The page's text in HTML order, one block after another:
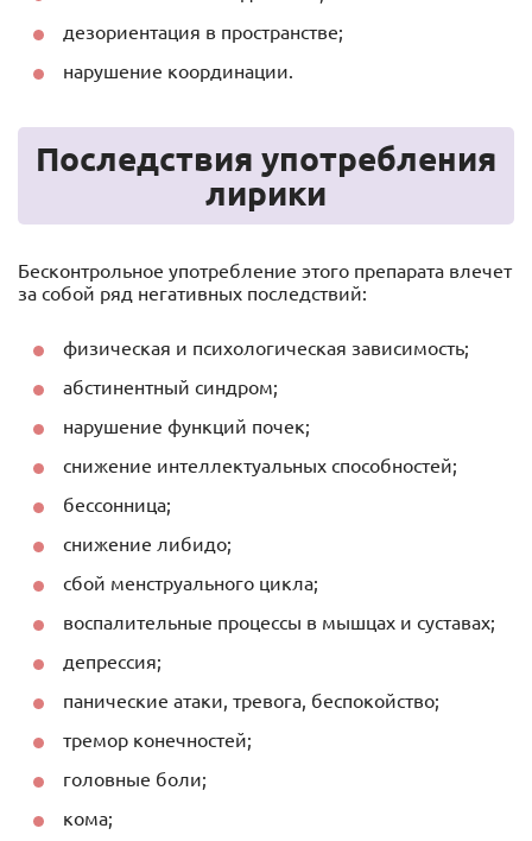
дезориентация в пространстве;
нарушение координации.
Последствия употребления
лирики
Бесконтрольное употребление этого препарата влечет
за собой ряд негативных последствий:
физическая и психологическая зависимость;
абстинентный синдром;
нарушение функций почек;
снижение интеллектуальных способностей;
бессонница;
снижение либидо;
сбой менструального цикла;
воспалительные процессы в мышцах и суставах;
депрессия;
панические атаки, тревога, беспокойство;
тремор конечностей;
головные боли;
кома;